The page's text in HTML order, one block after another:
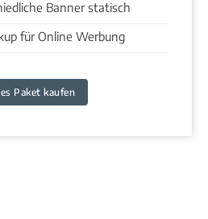
Banner statisch
für Online Werbung
Paket kaufen